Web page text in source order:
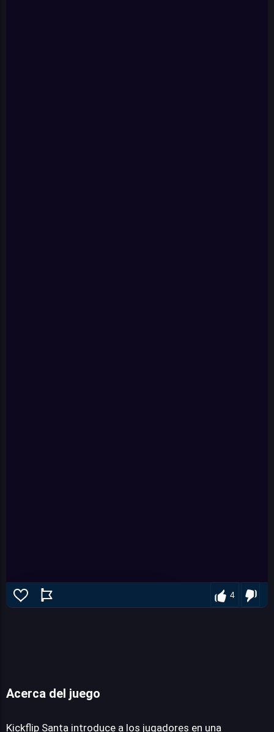
4
Acerca del juego
Kickflip Santa introduce a los jugadores en una